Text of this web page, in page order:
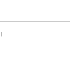
|